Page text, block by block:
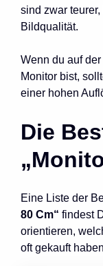
sind zwar
Bildqualität.
Wenn du auf
Monitor bist,
einer hohen
Die
Eine Liste der
80 Cm“ findest
orientieren,
oft gekauft